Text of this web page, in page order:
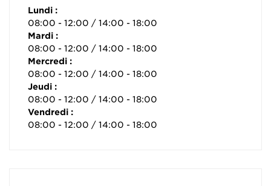
Lundi :
08:00 - 12:00 / 14:00 - 18:00
Mardi :
08:00 - 12:00 / 14:00 - 18:00
Mercredi :
08:00 - 12:00 / 14:00 - 18:00
Jeudi :
08:00 - 12:00 / 14:00 - 18:00
Vendredi :
08:00 - 12:00 / 14:00 - 18:00